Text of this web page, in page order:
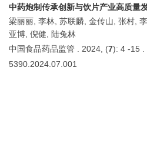
中药炮制传承创新与饮片产业高质量
梁丽丽, 李林, 苏联麟, 金传山, 张村,
亚博, 倪健, 陆兔林
中国食品药品监管 . 2024, (7): 4 -15 .
5390.2024.07.001